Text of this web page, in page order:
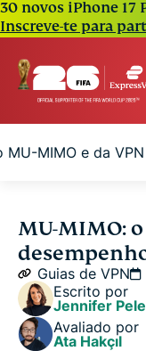
30 novos iPhone 17
Inscreve-te para
MU-MIMO e da VPN
Entendendo a
Casos de uso do
Desempenho do
MU-MIMO:
Guias de VPN
Escrito por
Jennifer
Avaliado por
Ata Hakçıl